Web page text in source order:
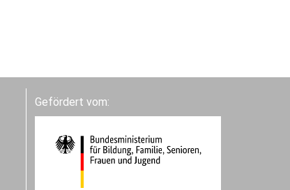
Gefördert vom: